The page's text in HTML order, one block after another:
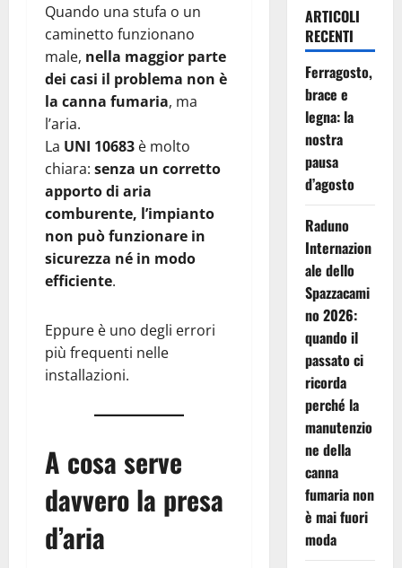
Quando una stufa o un
caminetto funzionano
male, nella maggior parte
dei casi il problema non è
la canna fumaria, ma
l’aria.
La UNI 10683 è molto
chiara: senza un corretto
apporto di aria
comburente, l’impianto
non può funzionare in
sicurezza né in modo
efficiente.
Eppure è uno degli errori
più frequenti nelle
installazioni.
A cosa serve
davvero la presa
d’aria
ARTICOLI
RECENTI
Ferragosto,
brace e
legna: la
nostra
pausa
d’agosto
Raduno
Internazion
ale dello
Spazzacami
no 2026:
quando il
passato ci
ricorda
perché la
manutenzio
ne della
canna
fumaria non
è mai fuori
moda